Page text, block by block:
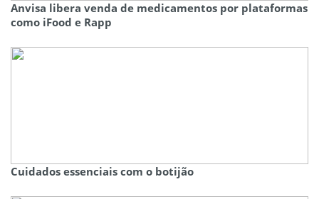
Anvisa libera venda de medicamentos por plataformas
como iFood e Rapp
Cuidados essenciais com o botijão